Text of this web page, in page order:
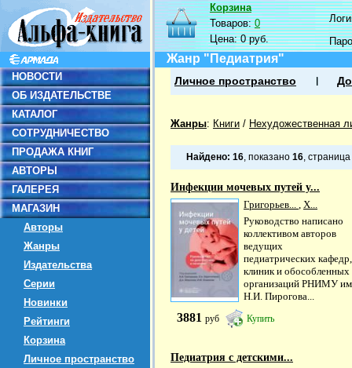
НОВОСТИ
ОБ ИЗДАТЕЛЬСТВЕ
КАТАЛОГ
СОТРУДНИЧЕСТВО
ПРОДАЖА КНИГ
АВТОРЫ
ГАЛЕРЕЯ
МАГАЗИН
Авторы
Жанры
Издательства
Серии
Новинки
Рейтинги
Корзина
Личное пространство
Корзина
Товаров:0
Цена:0 руб.
Жанр "Педиатрия"
Личное пространство
Жанры: Книги / Нехудожественная
Найдено: 16, показано 16, страница
Инфекции мочевых путей у...
Григорьев... , Х...
Руководство написано
коллективом авторов
ведущих
педиатрических кафедр,
клиник и обособленных
организаций РНИМУ
Н.И. Пирогова...
3881 руб Купить
Педиатрия с детскими...